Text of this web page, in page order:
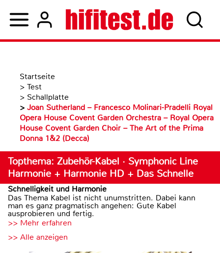
Startseite
> Test
> Schallplatte
> Joan Sutherland – Francesco Molinari-Pradelli Royal
Opera House Covent Garden Orchestra – Royal Opera
House Covent Garden Choir – The Art of the Prima
Donna 1&2 (Decca)
Topthema: Zubehör-Kabel · Symphonic Line
Harmonie + Harmonie HD + Das Schnelle
Schnelligkeit und Harmonie
Das Thema Kabel ist nicht unumstritten. Dabei kann
man es ganz pragmatisch angehen: Gute Kabel
ausprobieren und fertig.
>> Mehr erfahren
>> Alle anzeigen